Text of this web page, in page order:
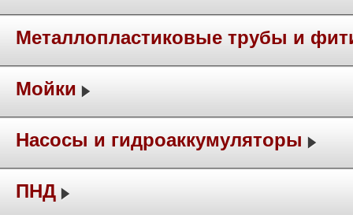
Металлопластиковые трубы и
Мойки
Насосы и гидроаккумуляторы
ПНД